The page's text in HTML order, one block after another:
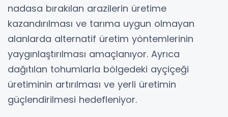
nadasa bırakılan arazilerin üretime
kazandırılması ve tarıma uygun olmayan
alanlarda alternatif üretim yöntemlerinin
yaygınlaştırılması amaçlanıyor. Ayrıca
dağıtılan tohumlarla bölgedeki ayçiçeği
üretiminin artırılması ve yerli üretimin
güçlendirilmesi hedefleniyor.